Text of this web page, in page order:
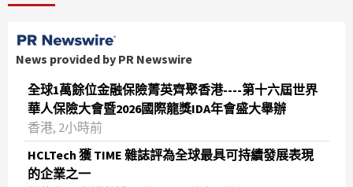
News provided by PR Newswire
全球1萬餘位金融保險菁英齊聚香港----第十六屆世界
華人保險大會暨2026國際龍獎IDA年會盛大舉辦
香港, 2小時前
HCLTech 獲 TIME 雜誌評為全球最具可持續發展表現
的企業之一